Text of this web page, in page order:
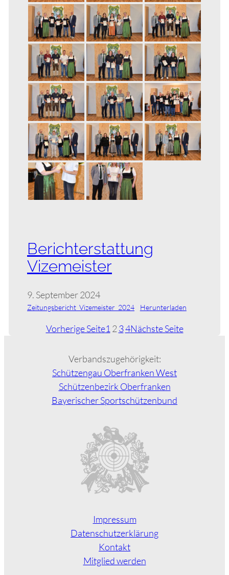
Berichterstattung
Vizemeister
9. September 2024
Zeitungsbericht_Vizemeister_2024 Herunterladen
Vorherige Seite1 2 34Nächste Seite
Verbandszugehörigkeit:
Schützengau Oberfranken West
Schützenbezirk Oberfranken
Bayerischer Sportschützenbund
Impressum
Datenschutzerklärung
Kontakt
Mitglied werden